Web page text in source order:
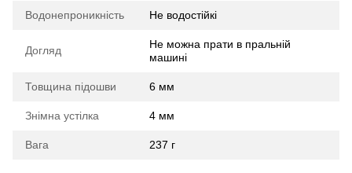
Водонепроникність Не водостійкі
Догляд
Не можна прати в пральній
машині
Товщина підошви 6 мм
Знімна устілка 4 мм
Вага 237 г